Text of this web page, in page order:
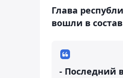
Глава
вошли в
- Последний